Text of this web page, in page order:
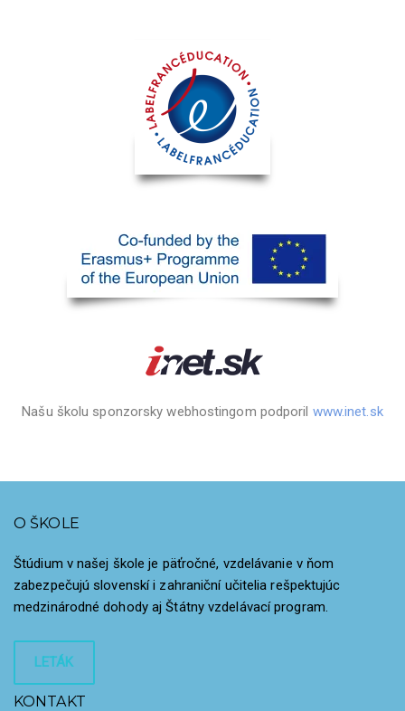
Našu školu sponzorsky webhostingom podporil www.inet.sk
O ŠKOLE
Štúdium v našej škole je päťročné, vzdelávanie v ňom
zabezpečujú slovenskí i zahraniční učitelia rešpektujúc
medzinárodné dohody aj Štátny vzdelávací program.
LETÁK
KONTAKT